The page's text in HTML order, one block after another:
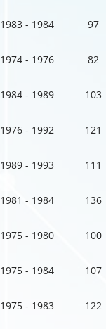
1983 - 1984 97
1974 - 1976 82
1984 - 1989 103
1976 - 1992 121
1989 - 1993 111
1981 - 1984 136
1975 - 1980 100
1975 - 1984 107
1975 - 1983 122